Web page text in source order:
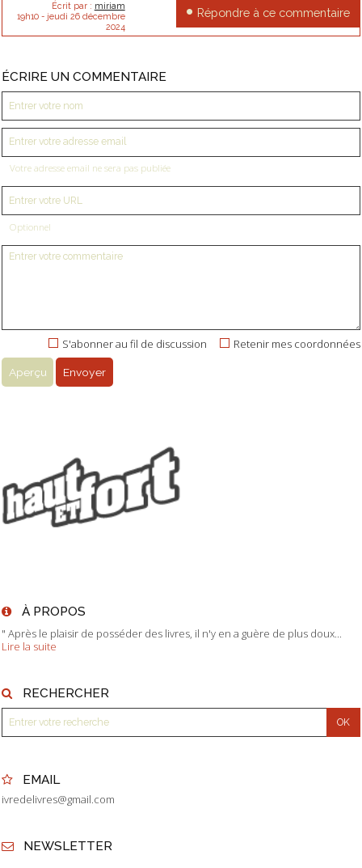
Écrit par : miriam
19h10- jeudi 26 décembre
2024
Répondre à ce commentaire
ÉCRIRE UN COMMENTAIRE
Votre adresse email ne sera pas publiée
Optionnel
Retenir mes coordonnées
S'abonner au fil de discussion
À PROPOS
" Après le plaisir de posséder des livres, il n'y en a guère de plus doux...
Lire la suite
RECHERCHER
EMAIL
ivredelivres@gmail.com
NEWSLETTER